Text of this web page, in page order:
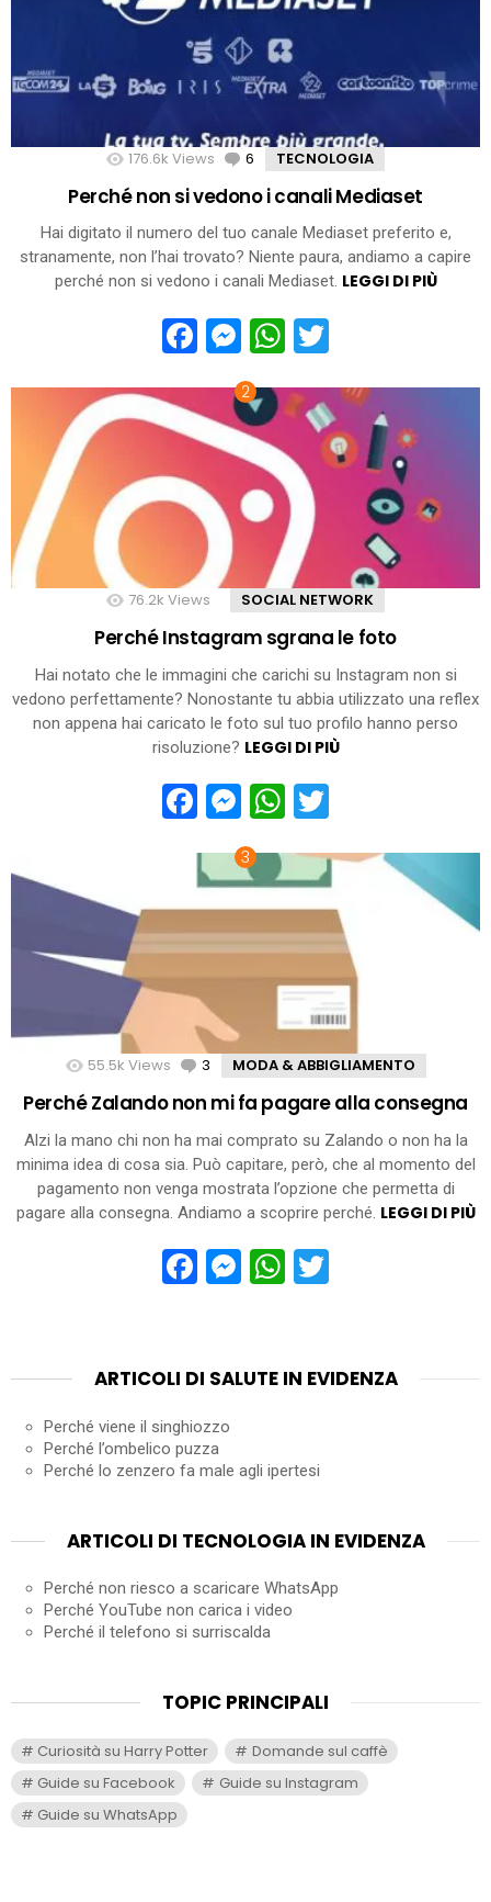
176.6k Views 6 Comments
TECNOLOGIA
Perché non si vedono i canali Mediaset
Hai digitato il numero del tuo canale Mediaset preferito e,
stranamente, non l’hai trovato? Niente paura, andiamo a capire
perché non si vedono i canali Mediaset. LEGGI DI PIÙ
Facebook
Messenger
WhatsApp
76.2k Views SOCIAL NETWORK
Perché Instagram sgrana le foto
Hai notato che le immagini che carichi su Instagram non si
vedono perfettamente? Nonostante tu abbia utilizzato una reflex
non appena hai caricato le foto sul tuo profilo hanno perso
risoluzione? LEGGI DI PIÙ
Facebook
Messenger
WhatsApp
55.5k Views 3 Comments
MODA & ABBIGLIAMENTO
Perché Zalando non mi fa pagare alla consegna
Alzi la mano chi non ha mai comprato su Zalando o non ha la
minima idea di cosa sia. Può capitare, però, che al momento del
pagamento non venga mostrata l’opzione che permetta di
pagare alla consegna. Andiamo a scoprire perché. LEGGI DI PIÙ
Facebook
Messenger
WhatsApp
ARTICOLI DI SALUTE IN EVIDENZA
Perché viene il singhiozzo
Perché l’ombelico puzza
Perché lo zenzero fa male agli ipertesi
ARTICOLI DI TECNOLOGIA IN EVIDENZA
Perché non riesco a scaricare WhatsApp
Perché YouTube non carica i video
Perché il telefono si surriscalda
TOPIC PRINCIPALI
Curiosità su Harry Potter
Domande sul caffè
Guide su Facebook
Guide su Instagram
Guide su WhatsApp